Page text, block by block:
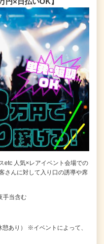
etc 人気×レアイベント会場での
さんに対して入り口の誘導や席
手当含む
あり） ※イベントによって、